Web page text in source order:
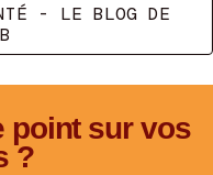
- LE BLOG DE
point sur vos
?